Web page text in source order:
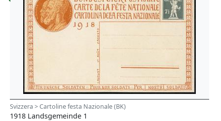
Svizzera > Cartoline festa Nazionale (BK)
1918 Landsgemeinde 1